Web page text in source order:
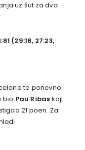
uz šut za dva
(29:18, 27:23,
te ponovno
bio Pau Ribas koji
21 poen. Za